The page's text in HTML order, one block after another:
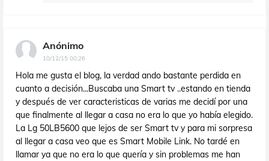
Anónimo
10/12/15 00:26
Hola me gusta el blog, la verdad ando bastante perdida en
cuanto a decisión...Buscaba una Smart tv ..estando en tienda
y después de ver caracteristicas de varias me decidí por una
que finalmente al llegar a casa no era lo que yo había elegido.
La Lg 50LB5600 que lejos de ser Smart tv y para mi sorpresa
al llegar a casa veo que es Smart Mobile Link. No tardé en
llamar ya que no era lo que quería y sin problemas me han